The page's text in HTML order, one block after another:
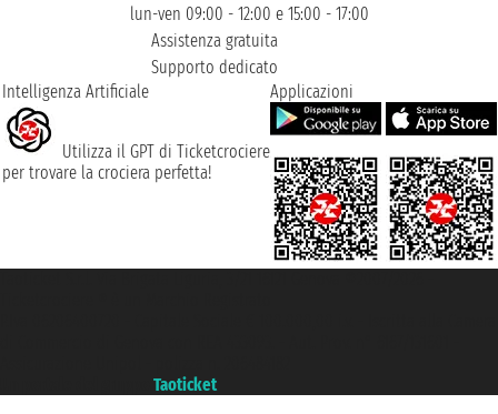
lun-ven 09:00 - 12:00 e 15:00 - 17:00
Assistenza gratuita
Supporto dedicato
Intelligenza Artificiale
Utilizza il GPT di Ticketcrociere
per trovare la crociera perfetta!
Applicazioni
Taoticket